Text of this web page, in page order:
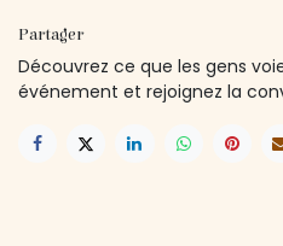
Partager
Découvrez ce que les gens
événement et rejoignez la